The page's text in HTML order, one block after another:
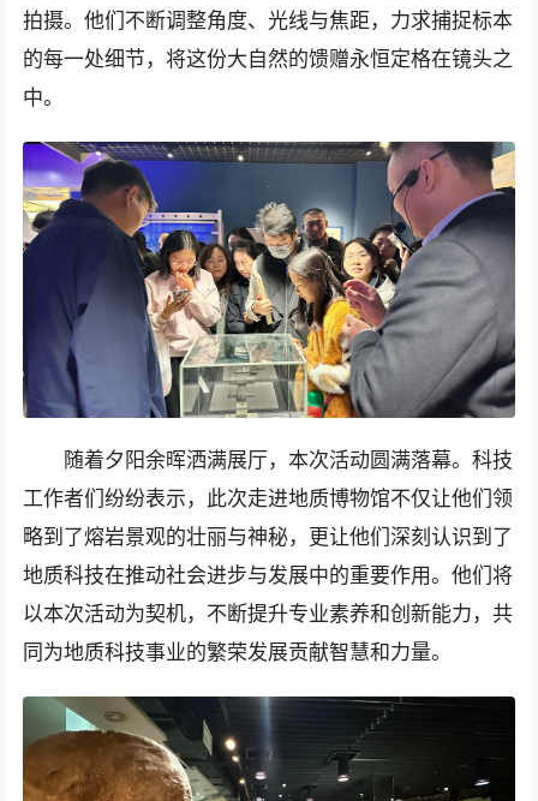
拍摄。他们不断调整角度、光线与焦距，力求捕捉标本
的每一处细节，将这份大自然的馈赠永恒定格在镜头之
中。
随着夕阳余晖洒满展厅，本次活动圆满落幕。科技
工作者们纷纷表示，此次走进地质博物馆不仅让他们领
略到了熔岩景观的壮丽与神秘，更让他们深刻认识到了
地质科技在推动社会进步与发展中的重要作用。他们将
以本次活动为契机，不断提升专业素养和创新能力，共
同为地质科技事业的繁荣发展贡献智慧和力量。